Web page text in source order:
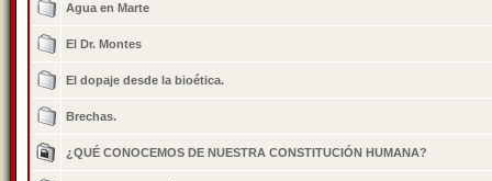
Agua en Marte
El Dr. Montes
El dopaje desde la bioética.
Brechas.
¿QUÉ CONOCEMOS DE NUESTRA CONSTITUCIÓN HUMANA?